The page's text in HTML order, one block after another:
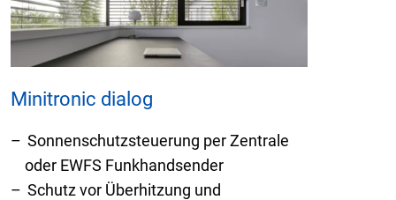
Minitronic dialog
Sonnenschutzsteuerung per Zentrale
oder EWFS Funkhandsender
Schutz vor Überhitzung und